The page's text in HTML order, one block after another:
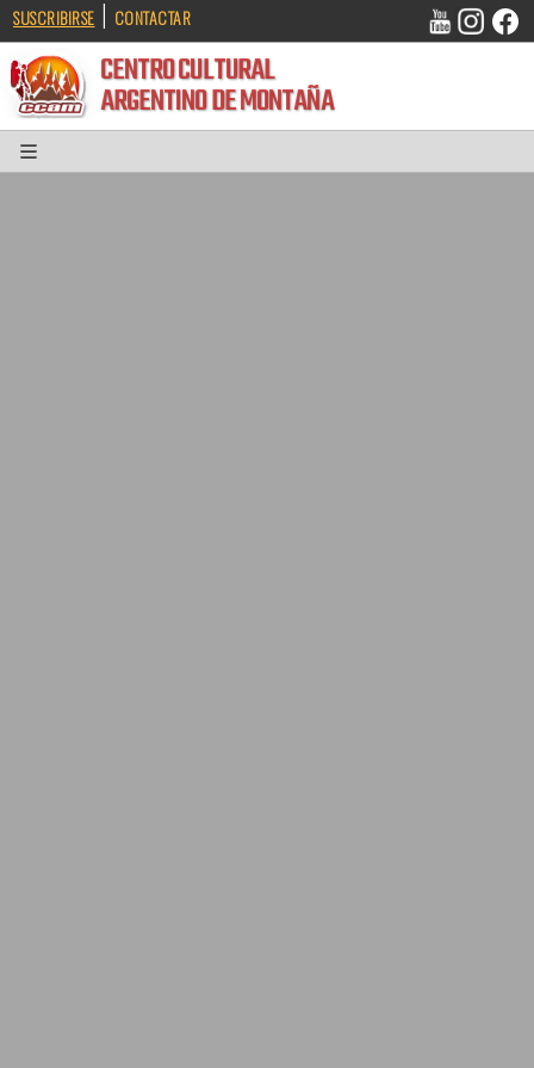
SUSCRIBIRSE | CONTACTAR
CENTRO CULTURAL
ARGENTINO DE MONTAÑA